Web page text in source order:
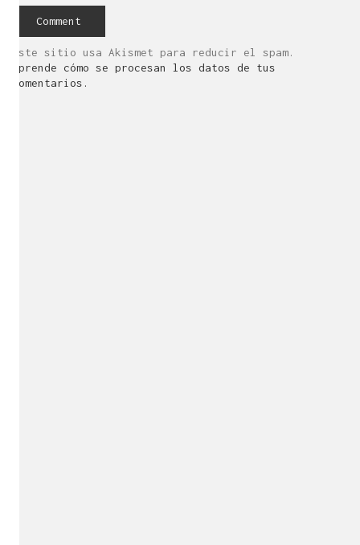
Este sitio usa Akismet para reducir el spam.
Aprende cómo se procesan los datos de tus
comentarios.